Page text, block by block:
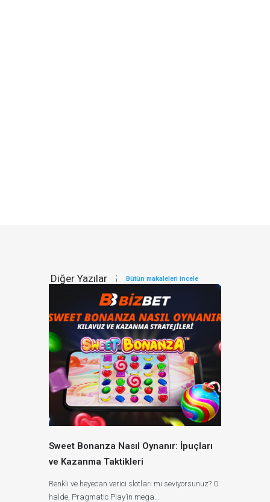
Diğer Yazılar Bütün makaleleri incele
Sweet Bonanza Nasıl Oynanır: İpuçları
ve Kazanma Taktikleri
Renkli ve heyecan verici slotları mı seviyorsunuz? O
halde, Pragmatic Play’in mega…